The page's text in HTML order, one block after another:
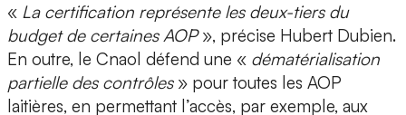
« La certification représente les deux-tiers du
budget de certaines AOP», précise Hubert Dubien.
En outre, le Cnaol défend une « dématérialisation
partielle des contrôles» pour toutes les AOP
laitières, en permettant l’accès, par exemple, aux